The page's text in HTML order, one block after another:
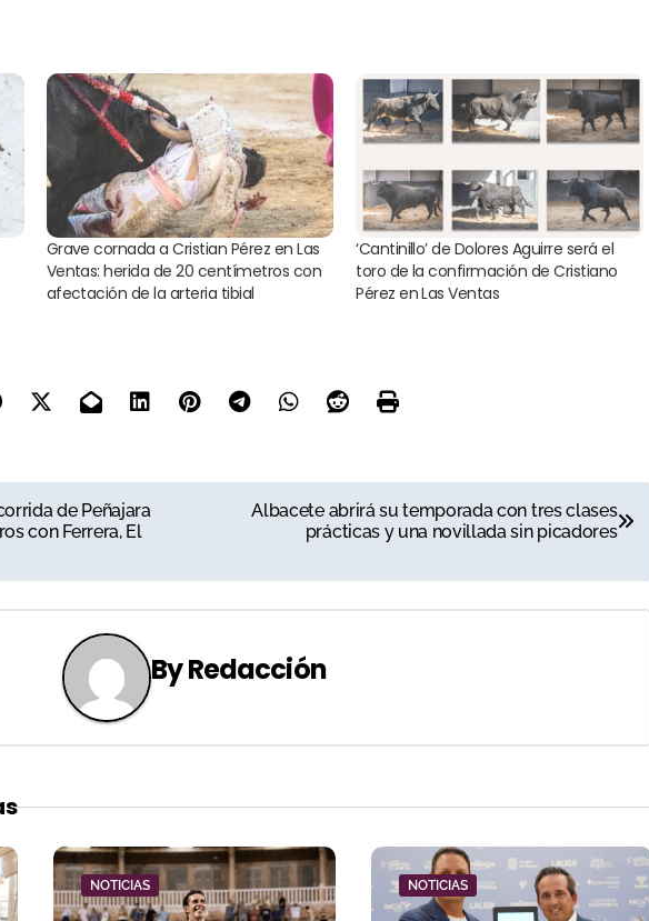
Grave cornada a Cristian Pérez en Las
Ventas: herida de 20 centímetros con
afectación de la arteria tibial
‘Cantinillo’ de Dolores Aguirre será el
toro de la confirmación de Cristiano
Pérez en Las Ventas
de Peñajara
con Ferrera, El
Albacete abrirá su temporada con tres clases
prácticas y una novillada sin picadores
ByRedacción
NOTICIAS NOTICIAS